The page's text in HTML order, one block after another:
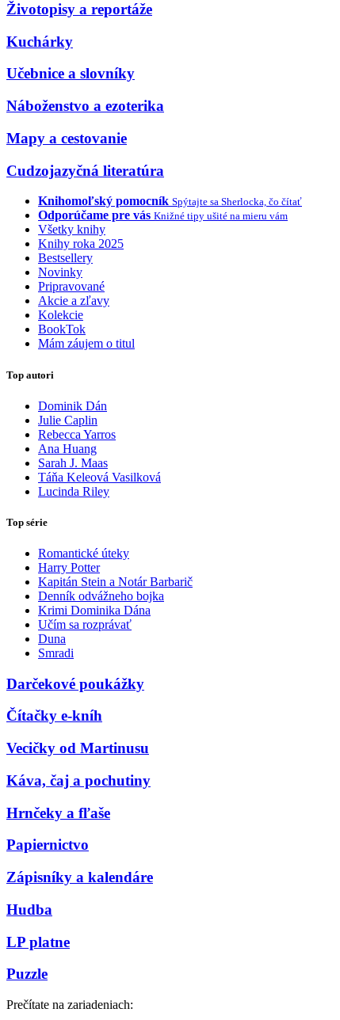
Životopisy a reportáže
Kuchárky
Učebnice a slovníky
Náboženstvo a ezoterika
Mapy a cestovanie
Cudzojazyčná literatúra
Knihomoľský pomocník Spýtajte sa Sherlocka, čo čítať
Odporúčame pre vás Knižné tipy ušité na mieru vám
Všetky knihy
Knihy roka 2025
Bestsellery
Novinky
Pripravované
Akcie a zľavy
Kolekcie
BookTok
Mám záujem o titul
Top autori
Dominik Dán
Julie Caplin
Rebecca Yarros
Ana Huang
Sarah J. Maas
Táňa Keleová Vasilková
Lucinda Riley
Top série
Romantické úteky
Harry Potter
Kapitán Stein a Notár Barbarič
Denník odvážneho bojka
Krimi Dominika Dána
Učím sa rozprávať
Duna
Smradi
Darčekové poukážky
Čítačky e-kníh
Vecičky od Martinusu
Káva, čaj a pochutiny
Hrnčeky a fľaše
Papiernictvo
Zápisníky a kalendáre
Hudba
LP platne
Puzzle
Prečítate na zariadeniach: